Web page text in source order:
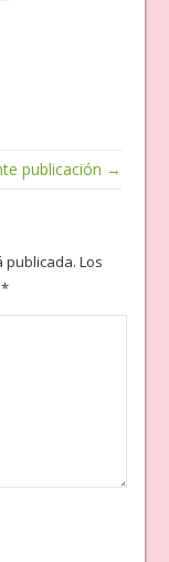
publicación →
publicada. Los
*